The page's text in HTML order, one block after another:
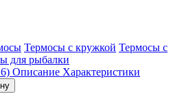
Термосы с кружкой Термосы с
для рыбалки
Описание Характеристики